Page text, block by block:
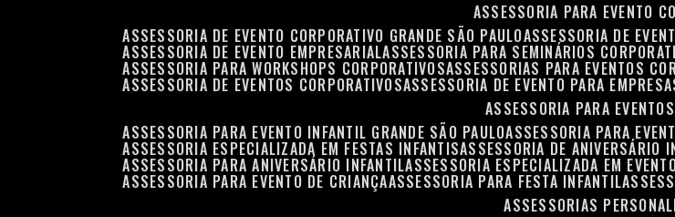
ASSESSORIA PARA EVENTO
ASSESSORIA DE EVENTO CORPORATIVO GRANDE SÃO PAULO ASSESSORIA DE
ASSESSORIA DE EVENTO EMPRESARIAL ASSESSORIA PARA SEMINÁRIOS
ASSESSORIA PARA WORKSHOPS CORPORATIVOS ASSESSORIAS PARA EVENTOS
ASSESSORIA DE EVENTOS CORPORATIVOS ASSESSORIA DE EVENTO PARA
ASSESSORIA PARA
ASSESSORIA PARA EVENTO INFANTIL GRANDE SÃO PAULO ASSESSORIA PARA
ASSESSORIA ESPECIALIZADA EM FESTAS INFANTIS ASSESSORIA DE ANIVERSÁRIO
ASSESSORIA PARA ANIVERSÁRIO INFANTIL ASSESSORIA ESPECIALIZADA EM
ASSESSORIA PARA EVENTO DE CRIANÇA ASSESSORIA PARA FESTA INFANTIL
ASSESSORIAS